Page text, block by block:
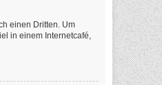
einen Dritten. Um
in einem Internetcafé,